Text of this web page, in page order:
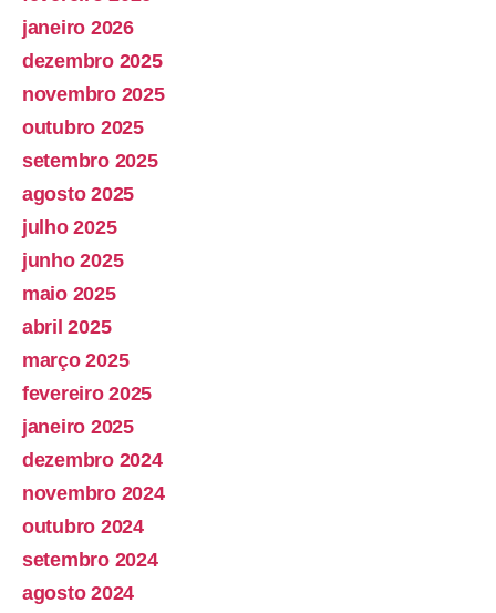
janeiro 2026
dezembro 2025
novembro 2025
outubro 2025
setembro 2025
agosto 2025
julho 2025
junho 2025
maio 2025
abril 2025
março 2025
fevereiro 2025
janeiro 2025
dezembro 2024
novembro 2024
outubro 2024
setembro 2024
agosto 2024